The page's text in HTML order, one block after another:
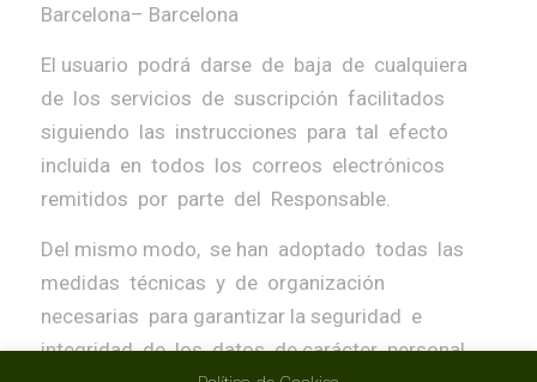
Barcelona– Barcelona
El usuario podrá darse de baja de cualquiera
de los servicios de suscripción facilitados
siguiendo las instrucciones para tal efecto
incluida en todos los correos electrónicos
remitidos por parte del Responsable.
Del mismo modo, se han adoptado todas las
medidas técnicas y de organización
necesarias para garantizar la seguridad e
integridad de los datos de carácter personal